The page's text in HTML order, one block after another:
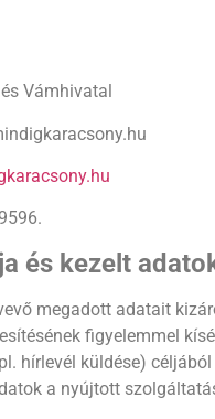
Vámhivatal
és kezelt
megadott adatait
figyelemmel
hírlevél küldése)
a nyújtott